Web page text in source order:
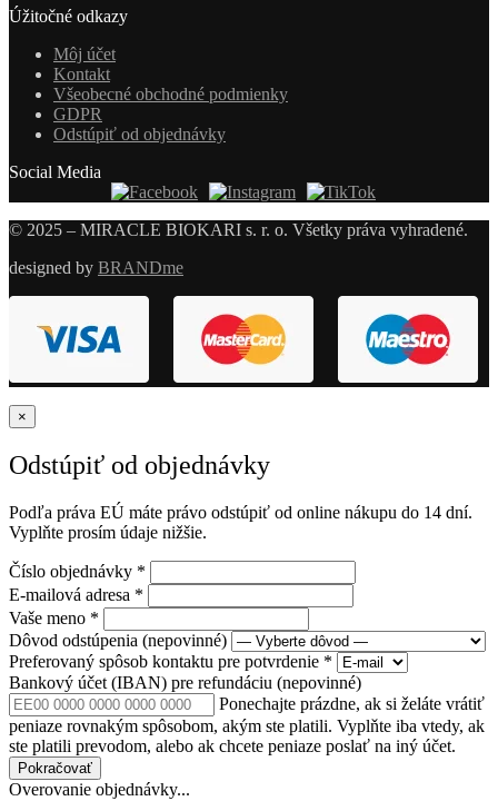
Úžitočné odkazy
Môj účet
Kontakt
Všeobecné obchodné podmienky
GDPR
Odstúpiť od objednávky
Social Media
© 2025 – MIRACLE BIOKARI s. r. o. Všetky práva vyhradené.
designed by BRANDme
×
Odstúpiť od objednávky
Podľa práva EÚ máte právo odstúpiť od online nákupu do 14 dní.
Vyplňte prosím údaje nižšie.
Číslo objednávky *
E-mailová adresa *
Vaše meno *
Dôvod odstúpenia (nepovinné)
Preferovaný spôsob kontaktu pre potvrdenie *
Bankový účet (IBAN) pre refundáciu (nepovinné)
Ponechajte prázdne, ak si želáte vrátiť
peniaze rovnakým spôsobom, akým ste platili. Vyplňte iba vtedy, ak
ste platili prevodom, alebo ak chcete peniaze poslať na iný účet.
Pokračovať
Overovanie objednávky...